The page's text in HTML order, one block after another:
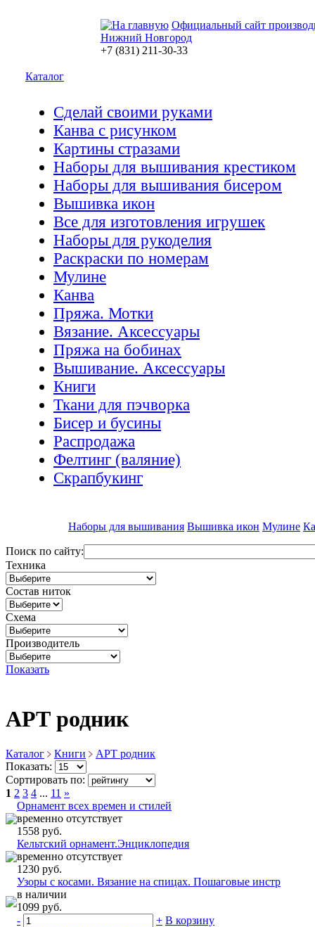
Официальный сайт
Нижний Новгород
+7 (831) 211-30-33
Каталог
Сделай своими руками
Канва с рисунком
Картины стразами
Наборы для вышивания крестиком
Наборы для вышивания бисером
Вышивка икон
Все для изготовления игрушек
Наборы для рукоделия
Раскраски по номерам
Мулине
Канва
Пряжа. Мотки
Вязание. Аксессуары
Пряжа на бобинах
Вышивание. Аксессуары
Книги
Ткани для пэчворка
Бисер и бусины
Распродажа
Фелтинг (валяние)
Скрапбукинг
Наборы для вышивания Вышивка икон Мулине
Поиск по сайту:
Техника
Состав ниток
Схема
Производитель
Показать
АРТ родник
Каталог Книги
АРТ родник
Показать:
Сортировать по:
1 2 3 4 ... 11 »
Орнамент всех времен и стилей
временно отсутствует
1558 руб.
Кельтский орнамент.Энциклопедия
временно отсутствует
1230 руб.
Узоры с косами. Вязание на спицах. Пошаговые инстр
в наличии
1099 руб.
-
+ В корзину